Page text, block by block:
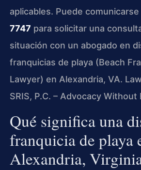
aplicables. Puede comunicarse
7747 para solicitar una
situación con un abogado en
franquicias de playa (Beach
Lawyer) en Alexandria, VA.
SRIS, P.C. – Advocacy Without
Qué significa una
franquicia de playa
Alexandria,